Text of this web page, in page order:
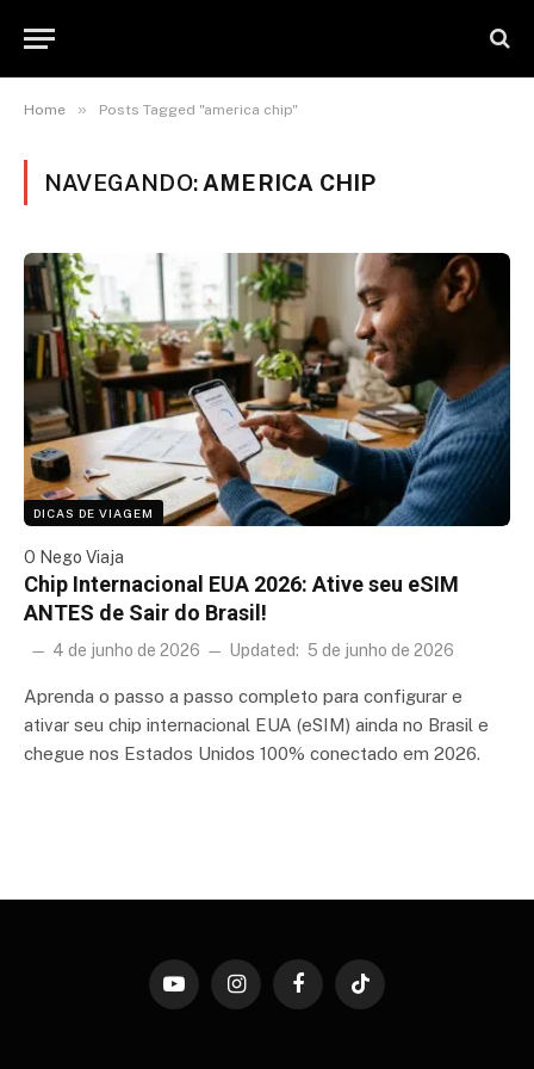
Home » Posts Tagged "america chip"
NAVEGANDO: AMERICA CHIP
DICAS DE VIAGEM
O Nego Viaja
Chip Internacional EUA 2026: Ative seu eSIM
ANTES de Sair do Brasil!
4 de junho de 2026 Updated: 5 de junho de 2026
Aprenda o passo a passo completo para configurar e
ativar seu chip internacional EUA (eSIM) ainda no Brasil e
chegue nos Estados Unidos 100% conectado em 2026.
YouTubeInstagramFacebookTikTok